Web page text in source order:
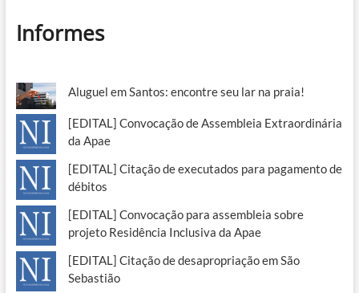
Informes
Aluguel em Santos: encontre seu lar na praia!
[EDITAL] Convocação de Assembleia Extraordinária
da Apae
[EDITAL] Citação de executados para pagamento de
débitos
[EDITAL] Convocação para assembleia sobre
projeto Residência Inclusiva da Apae
[EDITAL] Citação de desapropriação em São
Sebastião